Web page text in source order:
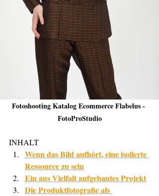
Fotoshooting Katalog Ecommerce Flabelus -
FotoProStudio
INHALT
Wenn das Bild aufhört, eine isolierte
Ressource zu sein
Ein aus Vielfalt aufgebautes Projekt
Die Produktfotografie als